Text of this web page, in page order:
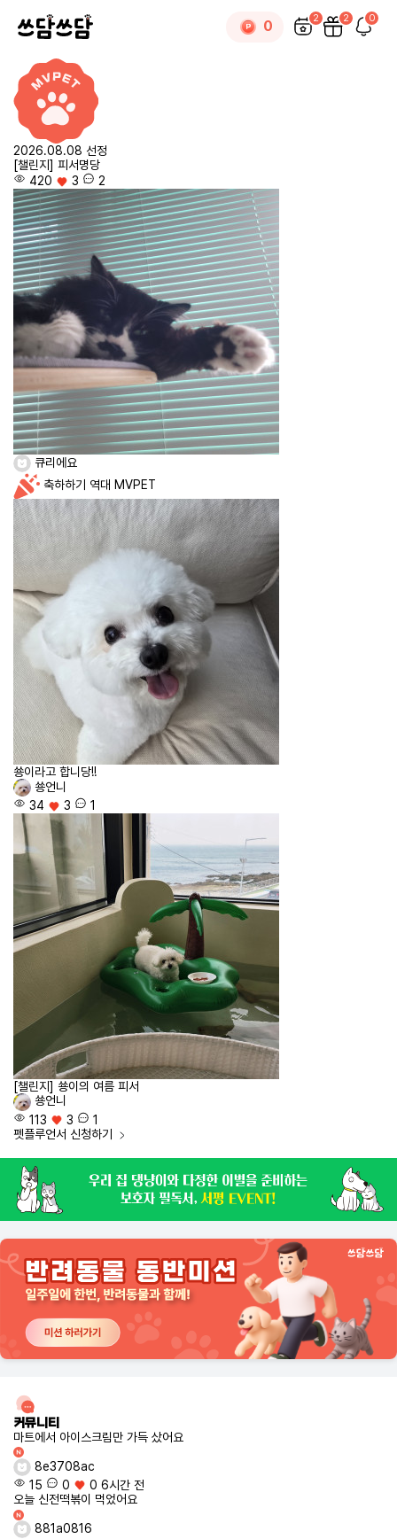
0 2 2 0
2026.08.08 선정
[챌린지] 피서명당
420
3 2
큐리에요
축하하기 역대 MVPET
쑝이라고 합니당!!
쑝언니
34
3 1
[챌린지] 쑝이의 여름 피서
쑝언니
113
3
1
펫플루언서 신청하기
커뮤니티
마트에서 아이스크림만 가득 샀어요
8e3708ac
15
0 0 6시간 전
오늘 신전떡볶이 먹었어요
881a0816